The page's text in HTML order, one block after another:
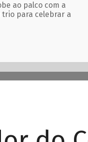
ao palco com a
trio para celebrar a